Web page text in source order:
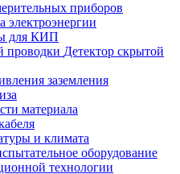
приборов
электроэнергии
для КИП
Детектор скрытой
заземления
материала
и климата